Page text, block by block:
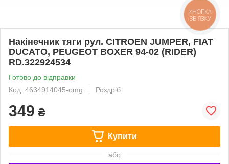
Накінечник тяги рул. CITROEN JUMPER, FIAT
DUCATO, PEUGEOT BOXER 94-02 (RIDER)
RD.322924534
Готово до відправки
Код: 4634914045-omg
Роздріб
349 ₴
Купити
або
КНОПКА
ЗВ'ЯЗКУ